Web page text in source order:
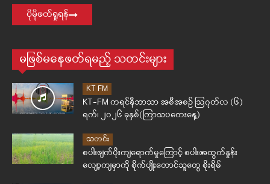
ပိုမိုဖတ်ရှုရန်
မဖြစ်မနေဖတ်ရမည့် သတင်းများ
KT FM
KT-FM ကရင်နီဘာသာ အစီအစဉ် ဩဂုတ်လ (၆)
ရက်၊ ၂၀၂၆ ခုနှစ်(ကြာသပတေးနေ့)
သတင်း
စပါးဖျက်ပိုးကျရောက်မှုကြောင့် စပါးအထွက်နှုန်း
လျော့ကျမှာကို စိုက်ပျိုးတောင်သူတွေ စိုးရိမ်